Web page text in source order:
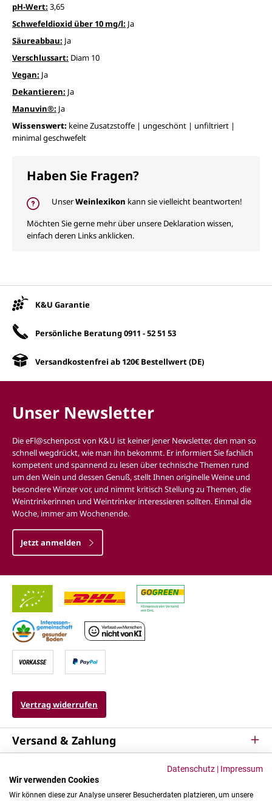
pH-Wert: 3,65
Schwefeldioxid über 10 mg/l: Ja
Säureabbau: Ja
Verschlussart: Diam 10
Vegan: Ja
Dekantieren: Ja
Manuvin®: Ja
Wissenswert: keine Zusatzstoffe | ungeschönt | unfiltriert |
minimal geschwefelt
Haben Sie Fragen?
UnserWeinlexikon kann sie vielleicht beantworten!
Möchten Sie gerne mehr über unsere Deklaration wissen,
einfach deren Links anklicken.
K&U Garantie
Persönliche Beratung0911 - 52 51 53
Versandkostenfrei ab 120€ Bestellwert (DE)
Unser Newsletter
Die eFl@schenpost von K&U ist keiner jener Newsletter, den man so
schnell wegdrückt, wie man ihn bekommt. Er informiert Sie fachlich
kompetent und spannend zu lesen über technische Themen rund
um den Wein und dessen Genuß, stellt Ihnen originelle Weine und
besondere Winzer vor, und nimmt kritisch Stellung zu Themen, die
Weintrinkerinnen und Weintrinker interessieren sollten. Einmal die
Woche, immer am Wochenende.
Jetzt anmelden
Vertrag widerrufen
Versand & Zahlung
Kontakt & Mehr
Datenschutz | Impressum
Wir verwenden Cookies
Wir können diese zur Analyse unserer Besucherdaten platzieren, um unsere